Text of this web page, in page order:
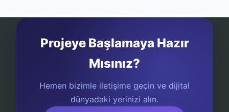
Projeye Başlamaya Hazır
Mısınız?
Hemen bizimle iletişime geçin ve dijital
dünyadaki yerinizi alın.